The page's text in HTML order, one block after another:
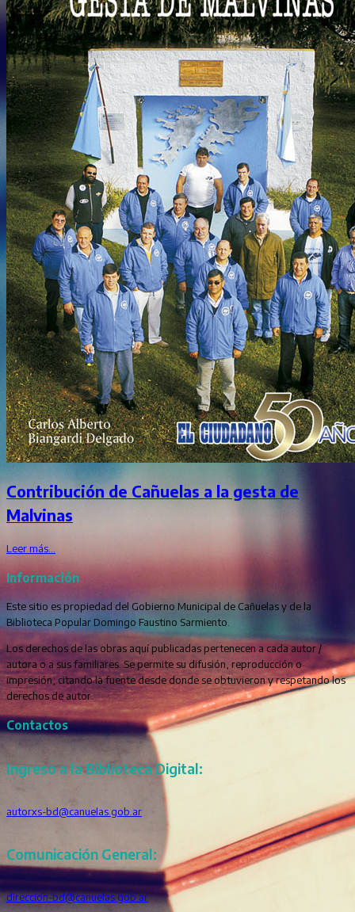
Contribución de Cañuelas a la gesta de
Malvinas
Leer más…
Información
Este sitio es propiedad del Gobierno Municipal de Cañuelas y de la
Biblioteca Popular Domingo Faustino Sarmiento.
Los derechos de las obras aquí publicadas pertenecen a cada autor /
autora o a sus familiares. Se permite su difusión, reproducción o
impresión, citando la fuente desde donde se obtuvieron y respetando los
derechos de autor.
Contactos
Ingreso a la Biblioteca Digital:
autorxs-bd@canuelas.gob.ar
Comunicación General:
direccion-bd@canuelas.gob.ar